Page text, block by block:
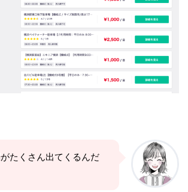
たくさん出てくるんだ